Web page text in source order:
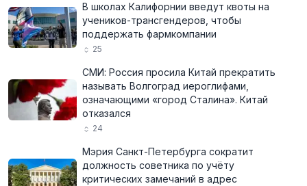
В школах Калифорнии введут квоты на
учеников-трансгендеров, чтобы
поддержать фармкомпании
25
СМИ: Россия просила Китай прекратить
называть Волгоград иероглифами,
означающими «город Сталина». Китай
отказался
24
Мэрия Санкт-Петербурга сократит
должность советника по учёту
критических замечаний в адрес